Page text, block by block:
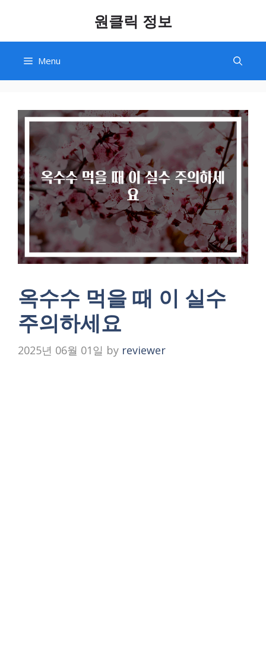
content
원클릭 정보
Menu
옥수수 먹을 때 이 실수
주의하세요
2025년 06월 01일 by reviewer